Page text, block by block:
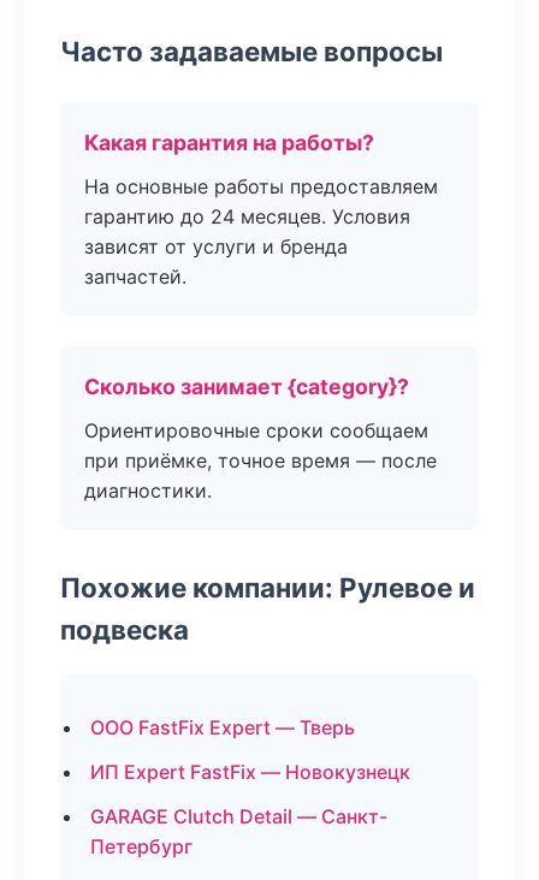
Часто задаваемые вопросы
Какая гарантия на работы?
На основные работы предоставляем
гарантию до 24 месяцев. Условия
зависят от услуги и бренда
запчастей.
Сколько занимает {category}?
Ориентировочные сроки сообщаем
при приёмке, точное время — после
диагностики.
Похожие компании: Рулевое и
подвеска
ООО FastFix Expert — Тверь
ИП Expert FastFix — Новокузнецк
GARAGE Clutch Detail — Санкт-
Петербург